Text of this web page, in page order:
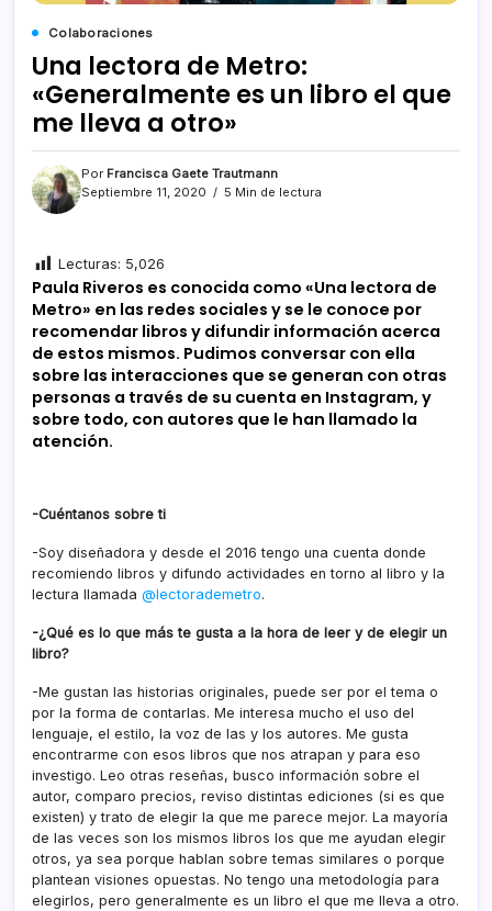
Colaboraciones
Una lectora de Metro:
«Generalmente es un libro el que
me lleva a otro»
Por Francisca Gaete Trautmann
Septiembre 11, 2020
5 Min de lectura
Lecturas: 5,026
Paula Riveros es conocida como «Una lectora de
Metro» en las redes sociales y se le conoce por
recomendar libros y difundir información acerca
de estos mismos. Pudimos conversar con ella
sobre las interacciones que se generan con otras
personas a través de su cuenta en Instagram, y
sobre todo, con autores que le han llamado la
atención.
-Cuéntanos sobre ti
-Soy diseñadora y desde el 2016 tengo una cuenta donde
recomiendo libros y difundo actividades en torno al libro y la
lectura llamada @lectorademetro.
-¿Qué es lo que más te gusta a la hora de leer y de elegir un
libro?
-Me gustan las historias originales, puede ser por el tema o
por la forma de contarlas. Me interesa mucho el uso del
lenguaje, el estilo, la voz de las y los autores. Me gusta
encontrarme con esos libros que nos atrapan y para eso
investigo. Leo otras reseñas, busco información sobre el
autor, comparo precios, reviso distintas ediciones (si es que
existen) y trato de elegir la que me parece mejor. La mayoría
de las veces son los mismos libros los que me ayudan elegir
otros, ya sea porque hablan sobre temas similares o porque
plantean visiones opuestas. No tengo una metodología para
elegirlos, pero generalmente es un libro el que me lleva a otro.